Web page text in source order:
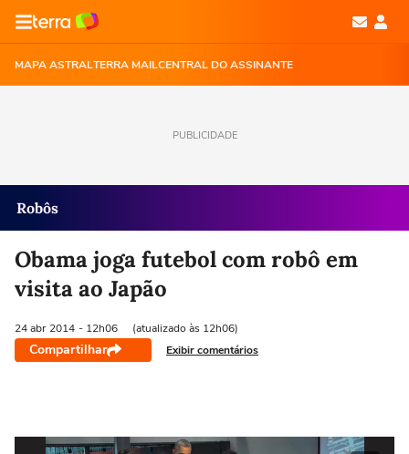
MAPA ASTRALTERRA MAILCENTRAL DO ASSINANTE
PUBLICIDADE
Robôs
Obama joga futebol com robô em
visita ao Japão
24 abr 2014 - 12h06 (atualizado às 12h06)
Compartilhar Exibir comentários